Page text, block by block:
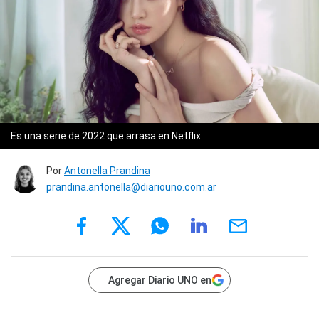
Es una serie de 2022 que arrasa en Netflix.
PorAntonella Prandina
prandina.antonella@diariouno.com.ar
Agregar Diario UNO en